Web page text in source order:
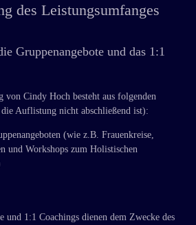
des Leistungsumfanges
Gruppenangebote und das 1:1
von Cindy Hoch besteht aus folgenden
Auflistung nicht abschließend ist):
(wie z.B. Frauenkreise,
und Workshops zum Holistischen
und 1:1 Coachings dienen dem Zwecke des